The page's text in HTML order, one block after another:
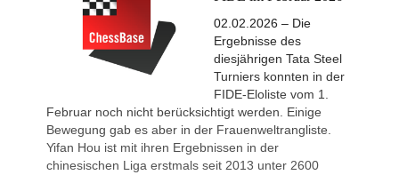
Round 6 now live
53rd Sparkassen Women
Interesting Novelty
Tabatabaei - Deac (E20)
Interesting Novelty
Kuru - Rapport (C56)
02.02.2026 – Die
Ergebnisse des
diesjährigen Tata Steel
Turniers konnten in der
FIDE-Eloliste vom 1.
Februar noch nicht berücksichtigt werden. Einige
Bewegung gab es aber in der Frauenweltrangliste.
Yifan Hou ist mit ihren Ergebnissen in der
chinesischen Liga erstmals seit 2013 unter 2600